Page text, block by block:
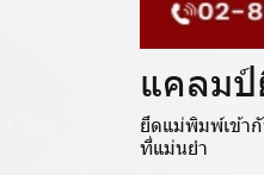
แคลม
ยึดแม่พิมพ์เข้า
ที่แม่นยำ